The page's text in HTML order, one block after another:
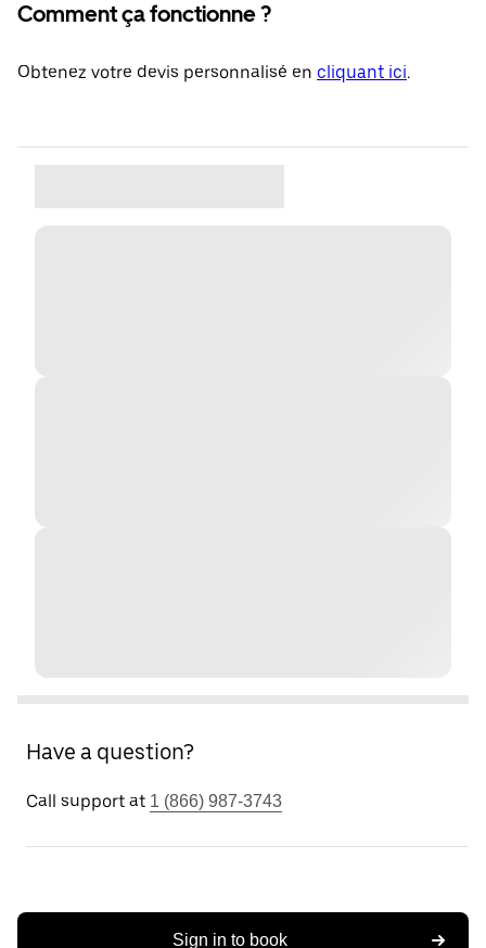
Comment ça fonctionne ?
Obtenez votre devis personnalisé en cliquant ici.
Have a question?
Call support at 1 (866) 987-3743
Sign in to book